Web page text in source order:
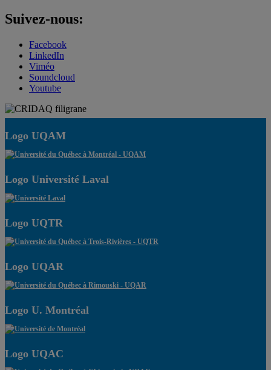
Suivez-nous:
Facebook
LinkedIn
Viméo
Soundcloud
Youtube
Logo UQAM
Logo Université Laval
Logo UQTR
Logo UQAR
Logo U. Montréal
Logo UQAC